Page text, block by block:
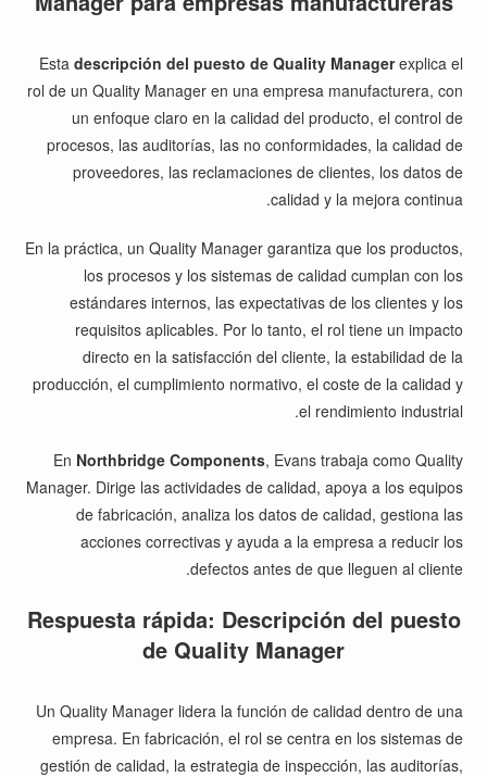
Esta descripción del puesto de Quality Managerexplica el
rol de un Quality Manager en una empresa manufacturera, con
un enfoque claro en la calidad del producto, el control de
procesos, las auditorías, las no conformidades, la calidad de
proveedores, las reclamaciones de clientes, los datos de
calidad y la mejora continua.
En la práctica, un Quality Manager garantiza que los productos,
los procesos y los sistemas de calidad cumplan con los
estándares internos, las expectativas de los clientes y los
requisitos aplicables. Por lo tanto, el rol tiene un impacto
directo en la satisfacción del cliente, la estabilidad de la
producción, el cumplimiento normativo, el coste de la calidad y
el rendimiento industrial.
En Northbridge Components, Evans trabaja como Quality
Manager. Dirige las actividades de calidad, apoya a los equipos
de fabricación, analiza los datos de calidad, gestiona las
acciones correctivas y ayuda a la empresa a reducir los
defectos antes de que lleguen al cliente.
Respuesta rápida: Descripción del puesto
de Quality Manager
Un Quality Manager lidera la función de calidad dentro de una
empresa. En fabricación, el rol se centra en los sistemas de
gestión de calidad, la estrategia de inspección, las auditorías,